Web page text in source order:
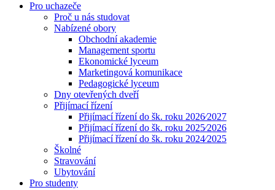
Pro uchazeče
Proč u nás studovat
Nabízené obory
Obchodní akademie
Management sportu
Ekonomické lyceum
Marketingová komunikace
Pedagogické lyceum
Dny otevřených dveří
Přijímací řízení
Přijímací řízení do šk. roku 2026⁄2027
Přijímací řízení do šk. roku 2025⁄2026
Přijímací řízení do šk. roku 2024⁄2025
Školné
Stravování
Ubytování
Pro studenty